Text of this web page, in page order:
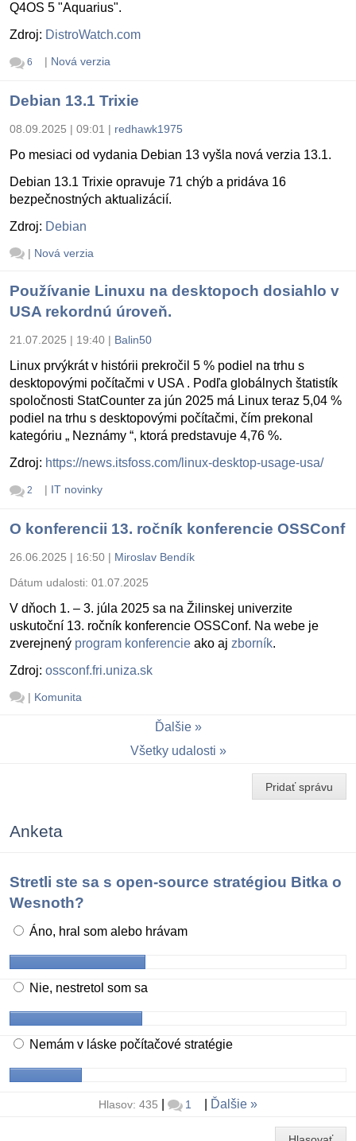
Q4OS 5 "Aquarius".
Zdroj: DistroWatch.com
6 | Nová verzia
Debian 13.1 Trixie
08.09.2025 | 09:01 | redhawk1975
Po mesiaci od vydania Debian 13 vyšla nová verzia 13.1.
Debian 13.1 Trixie opravuje 71 chýb a pridáva 16
bezpečnostných aktualizácií.
Zdroj: Debian
| Nová verzia
Používanie Linuxu na desktopoch dosiahlo v
USA rekordnú úroveň.
21.07.2025 | 19:40 | Balin50
Linux prvýkrát v histórii prekročil 5 % podiel na trhu s
desktopovými počítačmi v USA . Podľa globálnych štatistík
spoločnosti StatCounter za jún 2025 má Linux teraz 5,04 %
podiel na trhu s desktopovými počítačmi, čím prekonal
kategóriu „ Neznámy “, ktorá predstavuje 4,76 %.
Zdroj: https://news.itsfoss.com/linux-desktop-usage-usa/
2 | IT novinky
O konferencii 13. ročník konferencie OSSConf
26.06.2025 | 16:50 | Miroslav Bendík
Dátum udalosti: 01.07.2025
V dňoch 1. – 3. júla 2025 sa na Žilinskej univerzite
uskutoční 13. ročník konferencie OSSConf. Na webe je
zverejnený program konferencie ako aj zborník.
Zdroj: ossconf.fri.uniza.sk
| Komunita
Ďalšie
Všetky udalosti
Pridať správu
Anketa
Stretli ste sa s open-source stratégiou Bitka o
Wesnoth?
Áno, hral som alebo hrávam
Nie, nestretol som sa
Nemám v láske počítačové stratégie
Hlasov: 435 1 Ďalšie